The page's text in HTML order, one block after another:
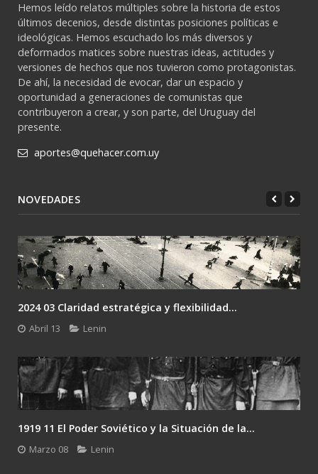
Hemos leído relatos múltiples sobre la historia de estos
últimos decenios, desde distintas posiciones políticas e
ideológicas. Hemos escuchado los más diversos y
deformados matices sobre nuestras ideas, actitudes y
versiones de hechos que nos tuvieron como protagonistas.
De ahí, la necesidad de evocar, dar un espacio y
oportunidad a generaciones de comunistas que
contribuyeron a crear, y son parte, del Uruguay del
presente.
aportes@quehacer.com.uy
NOVEDADES
2024 03 Claridad estratégica y flexibilidad...
Abril 13 Lenin
1919 11 El Poder Soviético y la Situación de la...
Marzo 08 Lenin